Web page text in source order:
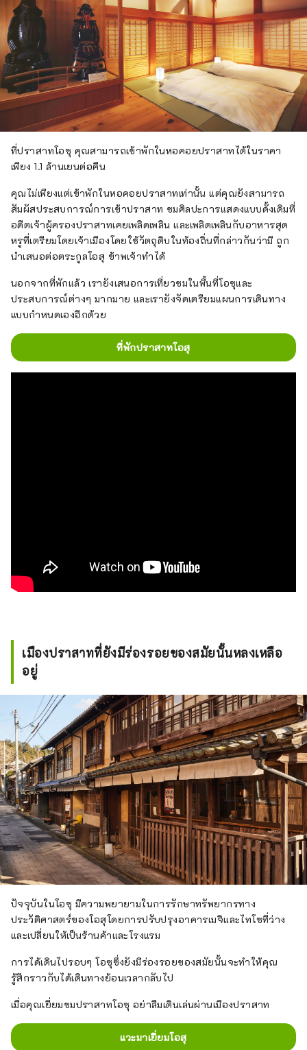
ที่ปราสาทโอซุ คุณสามารถเข้าพักในหอคอยปราสาทได้ในราคา
เพียง 1.1 ล้านเยนต่อคืน
คุณไม่เพียงแต่เข้าพักในหอคอยปราสาทเท่านั้น แต่คุณยังสามารถ
สัมผัสประสบการณ์การเข้าปราสาท ชมศิลปะการแสดงแบบดั้งเดิมที่
อดีตเจ้าผู้ครองปราสาทเคยเพลิดเพลิน และเพลิดเพลินกับอาหารสุด
หรูที่เตรียมโดยเจ้าเมืองโดยใช้วัตถุดิบในท้องถิ่นที่กล่าวกันว่ามี ถูก
นำเสนอต่อตระกูลโอสุ ข้าพเจ้าทำได้
นอกจากที่พักแล้ว เรายังเสนอการเที่ยวชมในพื้นที่โอซุและ
ประสบการณ์ต่างๆ มากมาย และเรายังจัดเตรียมแผนการเดินทาง
แบบกำหนดเองอีกด้วย
ที่พักปราสาทโอสุ
เมืองปราสาทที่ยังมีร่องรอยของสมัยนั้นหลงเหลือ
อยู่
ปัจจุบันในโอซุ มีความพยายามในการรักษาทรัพยากรทาง
ประวัติศาสตร์ของโอสุโดยการปรับปรุงอาคารเมจิและไทโชที่ว่าง
และเปลี่ยนให้เป็นร้านค้าและโรงแรม
การได้เดินไปรอบๆ โอซุซึ่งยังมีร่องรอยของสมัยนั้นจะทำให้คุณ
รู้สึกราวกับได้เดินทางย้อนเวลากลับไป
เมื่อคุณเยี่ยมชมปราสาทโอซุ อย่าลืมเดินเล่นผ่านเมืองปราสาท
แวะมาเยี่ยมโอสุ